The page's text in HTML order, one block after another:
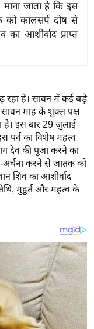
माना जाता है कि इस
को कालसर्प दोष से
आशीर्वाद प्राप्त
रहा है। सावन में कई बड़े
माह के शुक्ल पक्ष
है। इस बार 29 जुलाई
पर्व का विशेष महत्व
देव की पूजा करने का
अर्चना करने से जातक को
शिव का आशीर्वाद
मुहूर्त और महत्व के